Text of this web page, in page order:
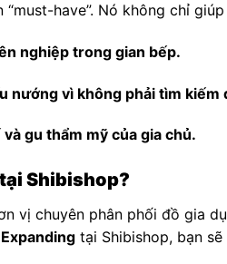
“must-have”. Nó không chỉ
nghiệp trong gian bếp.
nướng vì không phải tìm kiếm
gu thẩm mỹ của gia chủ.
Shibishop?
vị chuyên phân phối đồ gia
tại Shibishop, bạn